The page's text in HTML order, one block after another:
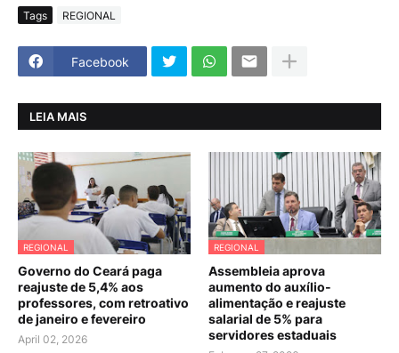
Tags REGIONAL
Facebook
LEIA MAIS
REGIONAL
Governo do Ceará paga
reajuste de 5,4% aos
professores, com retroativo
de janeiro e fevereiro
April 02, 2026
REGIONAL
Assembleia aprova
aumento do auxílio-
alimentação e reajuste
salarial de 5% para
servidores estaduais